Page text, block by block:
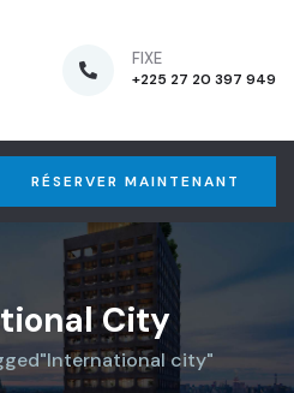
FIXE
+225 27 20 397 949
RÉSERVER MAINTENANT
City
city"